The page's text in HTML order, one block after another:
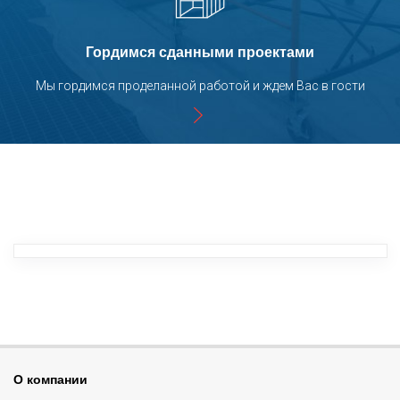
Гордимся сданными проектами
Мы гордимся проделанной работой и ждем Вас в гости
О компании
Производство конвейерных систем для
Флотатор SPK для очистных сооружений
Производство комплектующих для линий
порошковой покраски
установки и системы рекуперации дроби